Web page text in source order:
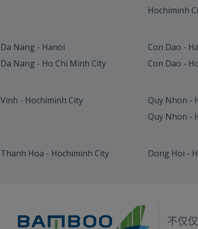
Hochiminh
Da Nang - Hanoi
Da Nang - Ho Chi Minh City
Con Dao -
Con Dao -
Vinh - Hochiminh City
Quy Nhon -
Quy Nhon -
Thanh Hoa - Hochiminh City Dong Hoi -
不仅